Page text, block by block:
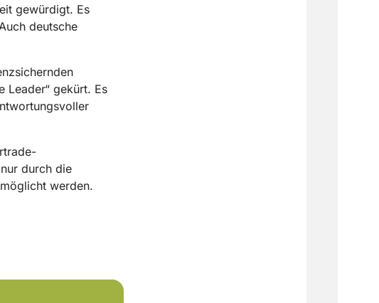
gewürdigt. Es
deutsche
Leader“ gekürt. Es
durch die
werden.